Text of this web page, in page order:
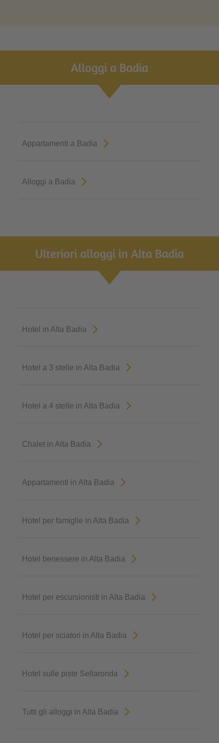
Alloggi a Badia
Appartamenti a Badia
Alloggi a Badia
Ulteriori alloggi in Alta Badia
Hotel in Alta Badia
Hotel a 3 stelle in Alta Badia
Hotel a 4 stelle in Alta Badia
Chalet in Alta Badia
Appartamenti in Alta Badia
Hotel per famiglie in Alta Badia
Hotel benessere in Alta Badia
Hotel per escursionisti in Alta Badia
Hotel per sciatori in Alta Badia
Hotel sulle piste Sellaronda
Tutti gli alloggi in Alta Badia